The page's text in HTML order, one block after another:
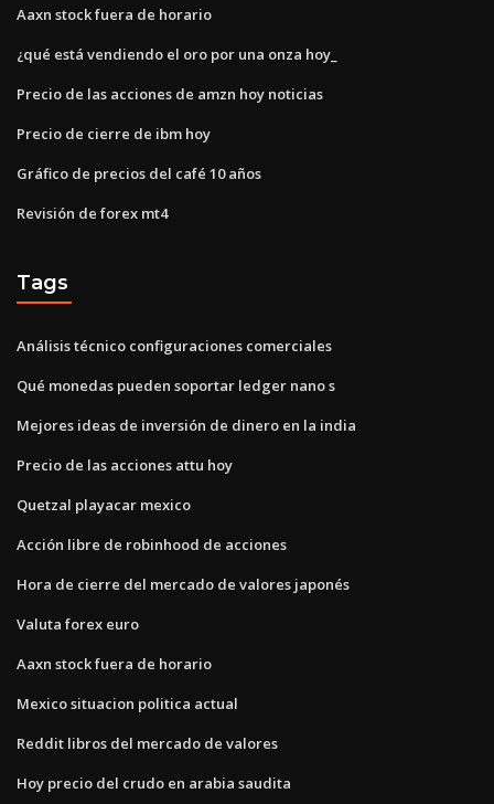
Aaxn stock fuera de horario
¿qué está vendiendo el oro por una onza hoy_
Precio de las acciones de amzn hoy noticias
Precio de cierre de ibm hoy
Gráfico de precios del café 10 años
Revisión de forex mt4
Tags
Análisis técnico configuraciones comerciales
Qué monedas pueden soportar ledger nano s
Mejores ideas de inversión de dinero en la india
Precio de las acciones attu hoy
Quetzal playacar mexico
Acción libre de robinhood de acciones
Hora de cierre del mercado de valores japonés
Valuta forex euro
Aaxn stock fuera de horario
Mexico situacion politica actual
Reddit libros del mercado de valores
Hoy precio del crudo en arabia saudita